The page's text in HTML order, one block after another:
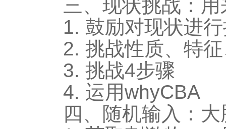
三、现状挑战：
1. 鼓励对现状进
2. 挑战性质、特
3. 挑战4步骤
4. 运用whyCBA
四、随机输入：